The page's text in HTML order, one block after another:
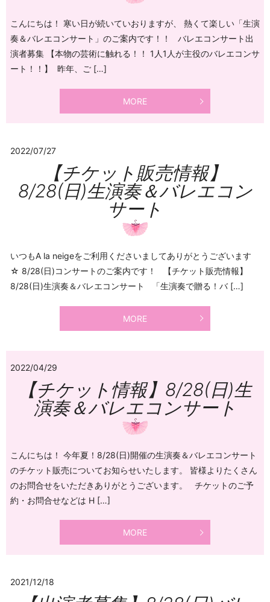
こんにちは！ 寒い日が続いていおりますが、 熱くて楽しい「生演
奏＆バレエコンサート」のご案内です！！ バレエコンサート出
演者募集 【本物の芸術に触れる！！ 1人1人が主役のバレエコンサ
ート！！】 昨年、ご […]
MORE
2022/07/27
【チケット販売情報】
8/28(日)生演奏＆バレエコン
サート
いつもA la neigeをご利用くださいましてありがとうございます
☆ 8/28(日)コンサートのご案内です！ 【チケット販売情報】
8/28(日)生演奏＆バレエコンサート 「生演奏で贈る！バ […]
MORE
2022/04/29
【チケット情報】8/28(日)生
演奏＆バレエコンサート
こんにちは！ 今年夏！8/28(日)開催の生演奏＆バレエコンサート
のチケット販売についてお知らせいたします。 皆様よりたくさん
のお問合せをいただきありがとうございます。 チケットのご予
約・お問合せなどは H […]
MORE
2021/12/18